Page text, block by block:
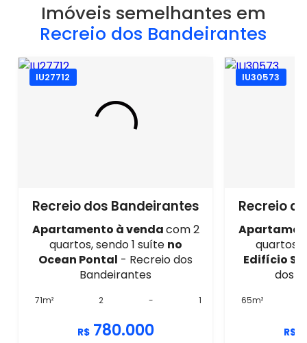
Imóveis semelhantes em
Recreio dos Bandeirantes
IU27712
Recreio dos Bandeirantes
Apartamento à vendacom 2
quartos, sendo 1 suíte no
Ocean Pontal - Recreio dos
Bandeirantes
71m² 2 - 1
R$ 780.000
IU30573
Recreio
quartos,
Edifício
dos
65m²
R$